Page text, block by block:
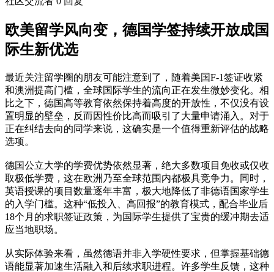
欧美留学风向变，德国学签持续开放成国
际生新优选
最近关注留学圈的朋友可能注意到了，随着美国F-1签证收紧
和澳洲提高门槛，全球国际学生的流向正在发生微妙变化。相
比之下，德国高等教育依然保持着高度的开放性，不仅没有设
置明显的壁垒，反而因性价比高而吸引了大量申请涌入。对于
正在纠结去向的同学来说，这确实是一个值得重新评估的战略
选项。
德国公立大学的学费优势依然显著，绝大多数项目免收或仅收
取极低学费，这在欧洲乃至全球范围内都极具竞争力。同时，
英语授课的项目数量逐年丰富，极大地降低了非德语国家学生
的入学门槛。这种“低投入、高回报”的教育模式，配合毕业后
18个月的求职签证政策，为国际学生提供了宝贵的缓冲期去适
应当地职场。
从实际体验来看，虽然德语并非入学硬性要求，但掌握基础德
语能显著加速生活融入和后续求职进程。许多学生反馈，这种